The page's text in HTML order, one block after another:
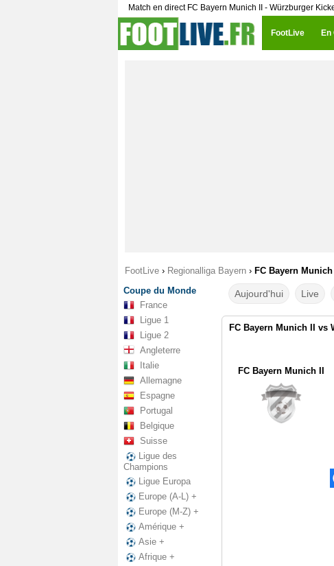
Match en direct FC Bayern Munich II - Würzburger
FootLive En
FootLive › Regionalliga Bayern › FC Bayern
Coupe du Monde
France
Ligue 1
Ligue 2
Angleterre
Italie
Allemagne
Espagne
Portugal
Belgique
Suisse
Ligue des
Champions
Ligue Europa
Europe (A-L) +
Europe (M-Z) +
Amérique +
Asie +
Afrique +
Aujourd'hui Live
FC Bayern Munich II vs
FC Bayern Munich II